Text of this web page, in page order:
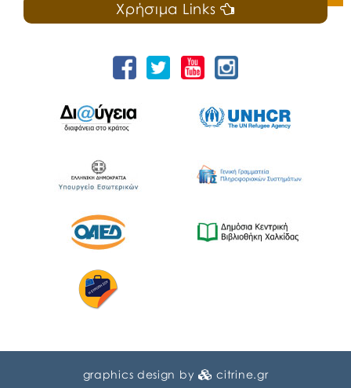
Χρήσιμα Links
graphics design by citrine.gr